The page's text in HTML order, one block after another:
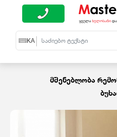
EN KA RU
მშენებლობა